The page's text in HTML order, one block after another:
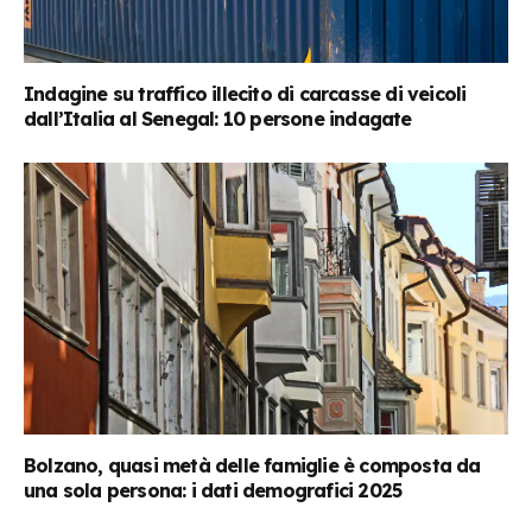
Indagine su traffico illecito di carcasse di veicoli
dall’Italia al Senegal: 10 persone indagate
Bolzano, quasi metà delle famiglie è composta da
una sola persona: i dati demografici 2025